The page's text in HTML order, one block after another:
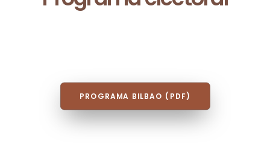
PROGRAMA BILBAO (PDF)